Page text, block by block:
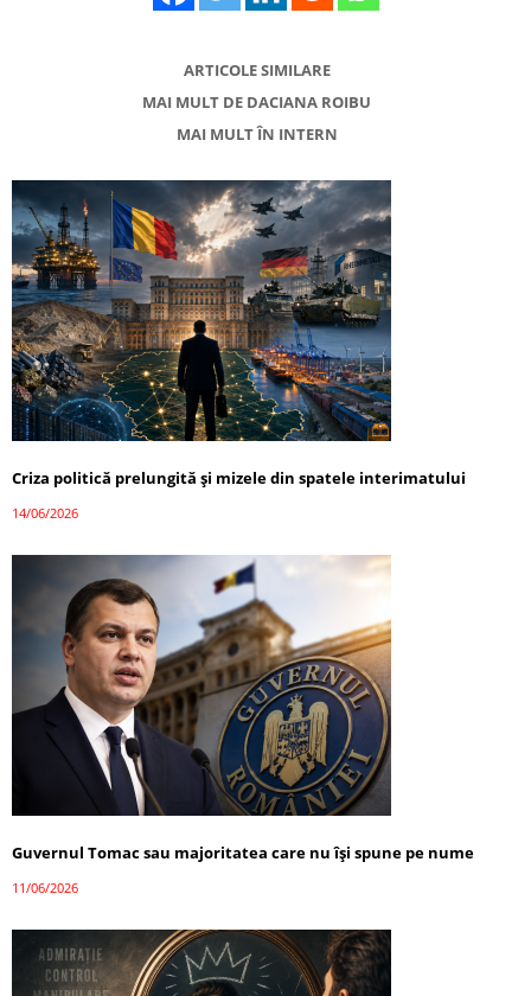
ARTICOLE SIMILARE
MAI MULT DE DACIANA ROIBU
MAI MULT ÎN INTERN
Criza politică prelungită și mizele din spatele interimatului
14/06/2026
Guvernul Tomac sau majoritatea care nu își spune pe nume
11/06/2026